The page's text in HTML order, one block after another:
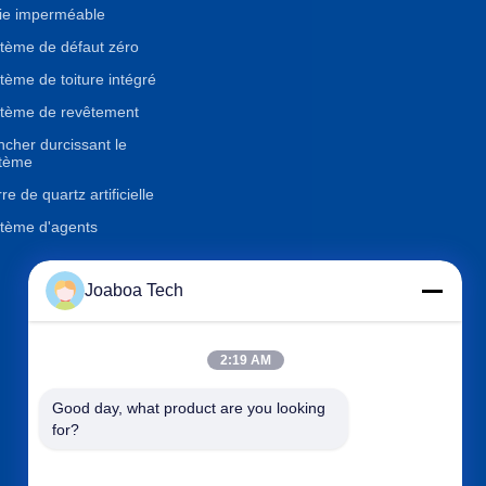
imperméable
de défaut zéro
de toiture intégré
de revêtement
durcissant le
de quartz artificielle
d'agents
+86-0755-33052250
Email international@zhuobao.com
Joaboa Tech
2:19 AM
Good day, what product are you looking
for?